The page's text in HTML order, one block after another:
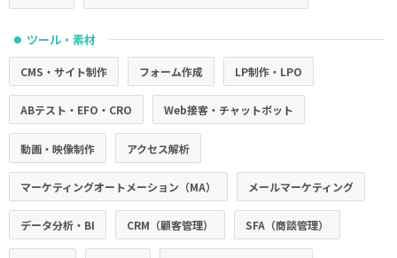
● ツール・素材
CMS・サイト制作 フォーム作成 LP制作・LPO
ABテスト・EFO・CRO Web接客・チャットボット
動画・映像制作 アクセス解析
マーケティングオートメーション（MA） メールマーケティング
データ分析・BI CRM（顧客管理） SFA（商談管理）